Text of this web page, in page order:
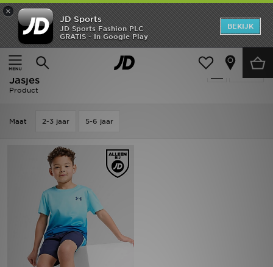
×
JD Sports
JD Sports Fashion PLC
GRATIS - In Google Play
BEKIJK
Thuis
Kids Kinderkleding (3-7 jaar) T-shirts & Jasjes
Kids - Blauw Under Armour T-shirts &
Jasjes
Product
Maat 2-3 jaar 5-6 jaar
New In
Heren
Dames
OFFERS